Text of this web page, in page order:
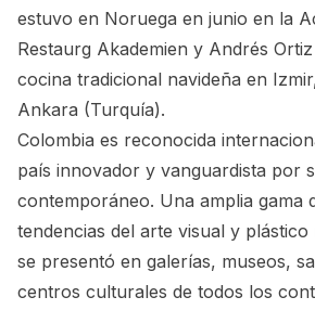
estuvo en Noruega en junio en la
Restaurg Akademien y Andrés
cocina tradicional navideña en
Ankara (Turquía).
Colombia es reconocida
país innovador y vanguardista por
contemporáneo. Una amplia gama
tendencias del arte visual y plástico
se presentó en galerías, museos,
centros culturales de todos los